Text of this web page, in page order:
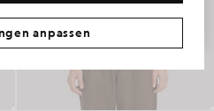
anpassen